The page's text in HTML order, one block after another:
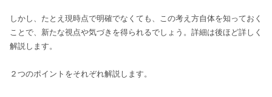
しかし、たとえ現時点で明確でなくても、この考え方自体を知っておく
ことで、新たな視点や気づきを得られるでしょう。詳細は後ほど詳しく
解説します。
２つのポイントをそれぞれ解説します。